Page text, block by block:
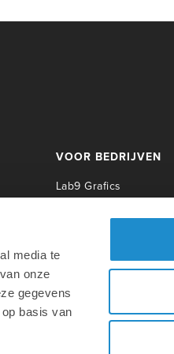
media te
onze
gegevens
basis van
VOOR BEDRIJVEN
Lab9 Grafics
Lab9 Academy
VOOR ONDERWIJS